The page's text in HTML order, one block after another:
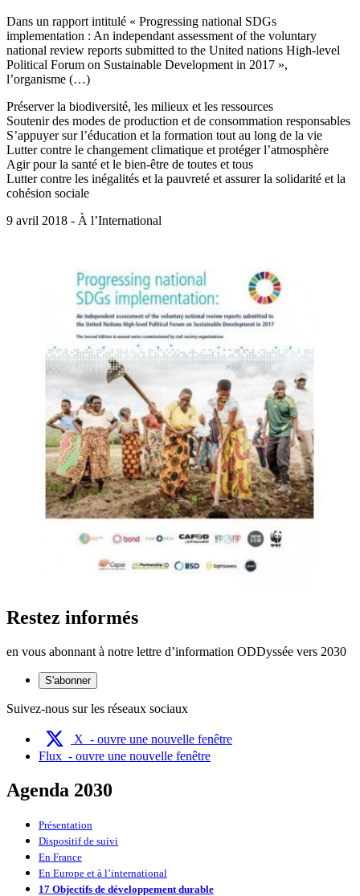
Dans un rapport intitulé « Progressing national SDGs
implementation : An independant assessment of the voluntary
national review reports submitted to the United nations High-level
Political Forum on Sustainable Development in 2017 »,
l’organisme (…)
Préserver la biodiversité, les milieux et les ressources
Soutenir des modes de production et de consommation responsables
S’appuyer sur l’éducation et la formation tout au long de la vie
Lutter contre le changement climatique et protéger l’atmosphère
Agir pour la santé et le bien-être de toutes et tous
Lutter contre les inégalités et la pauvreté et assurer la solidarité et la
cohésion sociale
9 avril 2018 - À l’International
Restez informés
en vous abonnant à notre lettre d’information ODDyssée vers 2030
S'abonner
Suivez-nous sur les réseaux sociaux
X - ouvre une nouvelle fenêtre
Flux - ouvre une nouvelle fenêtre
Agenda 2030
Présentation
Dispositif de suivi
En France
En Europe et à l’international
17 Objectifs de développement durable